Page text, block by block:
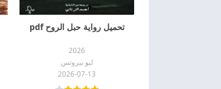
تحميل رواية حبل الروح pdf
2026
ليو بيروتس
2026-07-13